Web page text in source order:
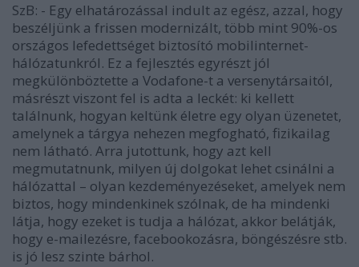
SzB: - Egy elhatározással indult az egész, azzal, hogy
beszéljünk a frissen modernizált, több mint 90%-os
országos lefedettséget biztosító mobilinternet-
hálózatunkról. Ez a fejlesztés egyrészt jól
megkülönböztette a Vodafone-t a versenytársaitól,
másrészt viszont fel is adta a leckét: ki kellett
találnunk, hogyan keltünk életre egy olyan üzenetet,
amelynek a tárgya nehezen megfogható, fizikailag
nem látható. Arra jutottunk, hogy azt kell
megmutatnunk, milyen új dolgokat lehet csinálni a
hálózattal – olyan kezdeményezéseket, amelyek nem
biztos, hogy mindenkinek szólnak, de ha mindenki
látja, hogy ezeket is tudja a hálózat, akkor belátják,
hogy e-mailezésre, facebookozásra, böngészésre stb.
is jó lesz szinte bárhol.